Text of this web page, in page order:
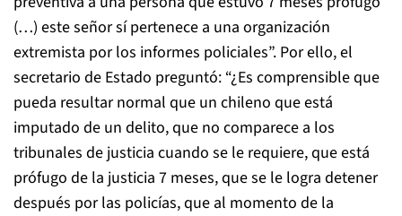
(…) este señor sí pertenece a una organización
extremista por los informes policiales”. Por ello, el
secretario de Estado preguntó: “¿Es comprensible que
pueda resultar normal que un chileno que está
imputado de un delito, que no comparece a los
tribunales de justicia cuando se le requiere, que está
prófugo de la justicia 7 meses, que se le logra detener
después por las policías, que al momento de la